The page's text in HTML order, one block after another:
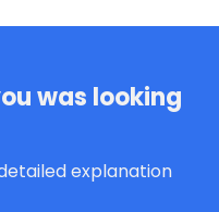
was looking
explanation